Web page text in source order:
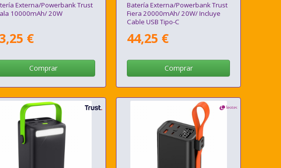
Externa/Powerbank Trust
10000mAh/ 20W
€
Comprar
Batería Externa/Powerbank Trust
Fiera 20000mAh/ 20W/ Incluye
Cable USB Tipo-C
44,25 €
Comprar